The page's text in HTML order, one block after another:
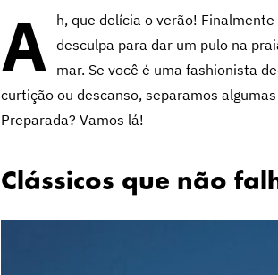
A h, que delícia o verão!
desculpa para dar um pulo na
mar. Se você é uma fashionista
curtição ou descanso, separamos
Preparada? Vamos lá!
Clássicos que não